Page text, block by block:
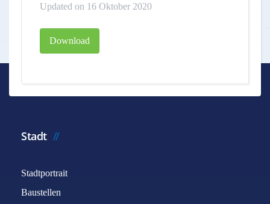
Updated on 16 Oktober 2020
Download
Stadt
Stadtportrait
Baustellen